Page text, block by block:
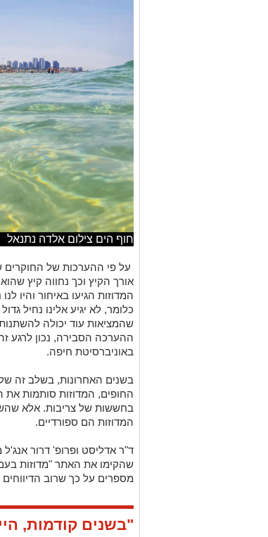
חוף הים צילום אלדה נתנאל
על פי ההערכות של החוקרים
אורך הקיץ וכך נחווה קיץ
המדוזות הגיעו באיחור והיו
כלומר, לא יגיע אלינו נחיל
שהמציאות עוד יכולה
ההערכה הסבירה, נכון לרגע
באוניברסיטת חיפה.
בשנים האחרונות, בשלב זה
החופים, המדוזות סותמות את
בחששות של צריבות. אלא
המדוזות הם ספורדיים.
ד"ר אדליסט ופרופ' דרור אנג'ל
שהקימו את האתר "מדוזות
מספרים על כך שרוב
"בשנים קודמות,